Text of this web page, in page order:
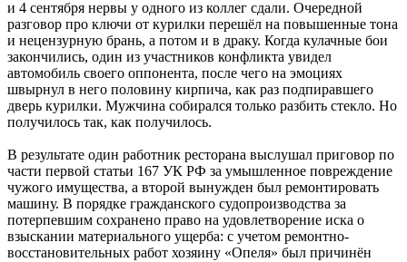
и 4 сентября нервы у одного из коллег сдали. Очередной
разговор про ключи от курилки перешёл на повышенные тона
и нецензурную брань, а потом и в драку. Когда кулачные бои
закончились, один из участников конфликта увидел
автомобиль своего оппонента, после чего на эмоциях
швырнул в него половину кирпича, как раз подпиравшего
дверь курилки. Мужчина собирался только разбить стекло. Но
получилось так, как получилось.
В результате один работник ресторана выслушал приговор по
части первой статьи 167 УК РФ за умышленное повреждение
чужого имущества, а второй вынужден был ремонтировать
машину. В порядке гражданского судопроизводства за
потерпевшим сохранено право на удовлетворение иска о
взыскании материального ущерба: с учетом ремонтно-
восстановительных работ хозяину «Опеля» был причинён